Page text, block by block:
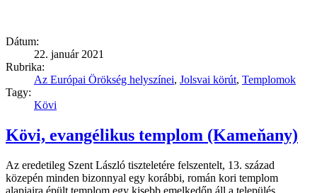
Dátum:
22. január 2021
Rubrika:
Az Európai Örökség helyszínei, Jolsvai körút, Templomok
Tagy:
Kövi
Kövi, evangélikus templom (Kameňany)
Az eredetileg Szent László tiszteletére felszentelt, 13. század
közepén minden bizonnyal egy korábbi, román kori templom
alapjaira épült templom egy kisebb emelkedőn áll a település